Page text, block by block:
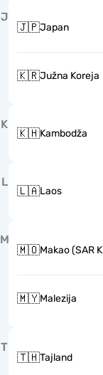
J
🇯🇵Japan
🇰🇷Južna Koreja
K
🇰🇭Kambodža
L
🇱🇦Laos
M
🇲🇴Makao (SAR
🇲🇾Malezija
T
🇹🇭Tajland